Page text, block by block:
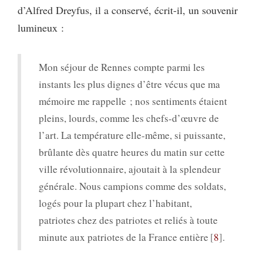
d’Alfred Dreyfus, il a conservé, écrit-il, un souvenir
lumineux :
Mon séjour de Rennes compte parmi les
instants les plus dignes d’être vécus que ma
mémoire me rappelle ; nos sentiments étaient
pleins, lourds, comme les chefs-d’œuvre de
l’art. La température elle-même, si puissante,
brûlante dès quatre heures du matin sur cette
ville révolutionnaire, ajoutait à la splendeur
générale. Nous campions comme des soldats,
logés pour la plupart chez l’habitant,
patriotes chez des patriotes et reliés à toute
minute aux patriotes de la France entière 8 .